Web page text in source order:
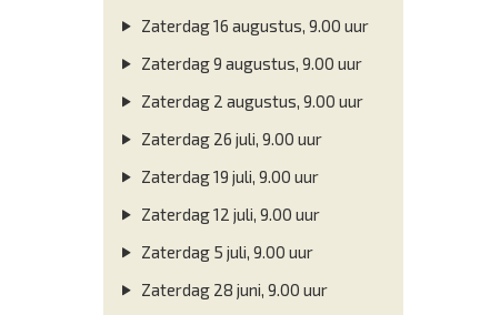
Zaterdag 16 augustus, 9.00 uur
Zaterdag 9 augustus, 9.00 uur
Zaterdag 2 augustus, 9.00 uur
Zaterdag 26 juli, 9.00 uur
Zaterdag 19 juli, 9.00 uur
Zaterdag 12 juli, 9.00 uur
Zaterdag 5 juli, 9.00 uur
Zaterdag 28 juni, 9.00 uur